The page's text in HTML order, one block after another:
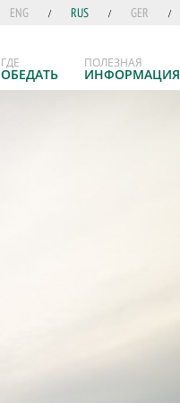
ENG RUS GER
ГДЕ
ОБЕДАТЬ
ПОЛЕЗНАЯ
ИНФОРМАЦИЯ